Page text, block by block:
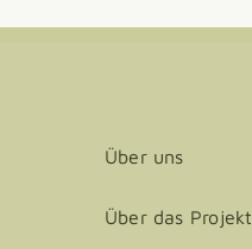
Über uns
Über das Projekt